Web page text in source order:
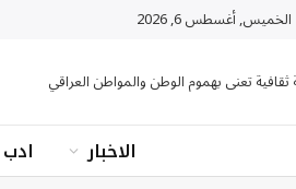
الخميس, أغسطس 6, 2026
تعنى بهموم الوطن والمواطن العراقي
الاخبار ادب